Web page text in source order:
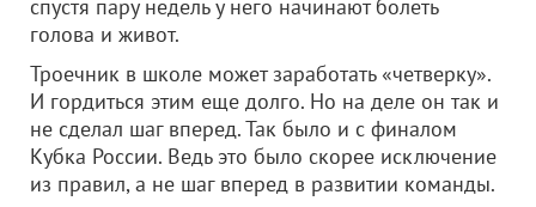
спустя пару недель у него начинают болеть
голова и живот.
Троечник в школе может заработать «четверку».
И гордиться этим еще долго. Но на деле он так и
не сделал шаг вперед. Так было и с финалом
Кубка России. Ведь это было скорее исключение
из правил, а не шаг вперед в развитии команды.